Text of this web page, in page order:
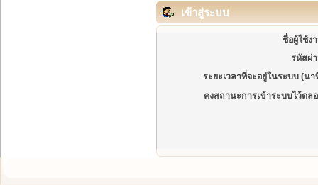
เข้าสู่ระบบ
ชื่อผู้ใช้ง
รหัสผ่
ระยะเวลาที่จะอยู่ในระบบ (นา
คงสถานะการเข้าระบบไว้ตล